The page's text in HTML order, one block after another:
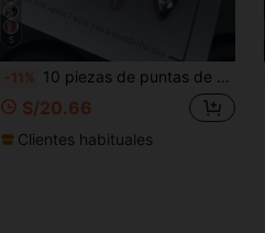
5
-11% 10 piezas de puntas de uñas acrílicas hechas a mano de estilo punk azul, un lindo conjunto de arte de uñas de punta larga y puntiaguda para el verano y el otoño, que incluye uñas de vampiro con diseño de líneas, uñas brillantes de oro cromado, uñas falsas de estilo gótico brillante, arte de uñas creativo con calavera, suministros de uñas acrílicas, diseño de arte de uñas, uñas de Halloween para mujeres y niñas
S/20.66
Clientes habituales